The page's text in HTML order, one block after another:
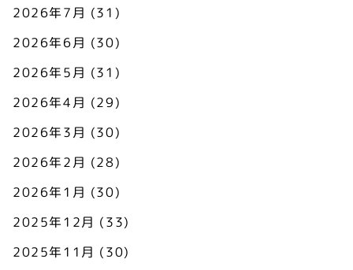
2026年7月 (31)
2026年6月 (30)
2026年5月 (31)
2026年4月 (29)
2026年3月 (30)
2026年2月 (28)
2026年1月 (30)
2025年12月 (33)
2025年11月 (30)